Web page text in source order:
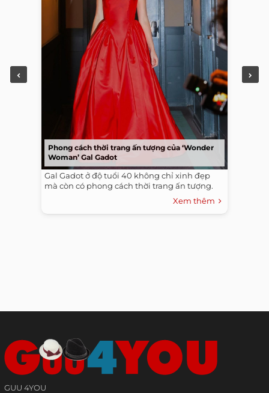
Phong cách thời trang ấn tượng của ‘Wonder
Woman’ Gal Gadot
Gal Gadot ở độ tuổi 40 không chỉ xinh đẹp
mà còn có phong cách thời trang ấn tượng.
Xem thêm
GUU 4YOU